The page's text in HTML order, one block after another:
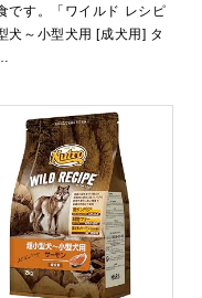
です。「ワイルド レシピ
犬～小型犬用 [成犬用] タ